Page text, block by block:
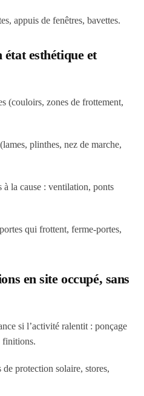
appuis de fenêtres, bavettes.
esthétique et
(couloirs, zones de frottement,
plinthes, nez de marche,
à la cause : ventilation, ponts
qui frottent, ferme-portes,
en site occupé, sans
si l’activité ralentit : ponçage
finitions.
protection solaire, stores,